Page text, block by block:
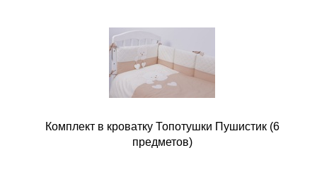
Комплект в кроватку Топотушки Пушистик (6
предметов)